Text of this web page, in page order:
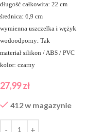
długość całkowita: 22 cm
średnica: 6,9 cm
wymienna uszczelka i wężyk
wodoodporny: Tak
materiał silikon / ABS / PVC
kolor: czarny
27,99zł
412 w magazynie